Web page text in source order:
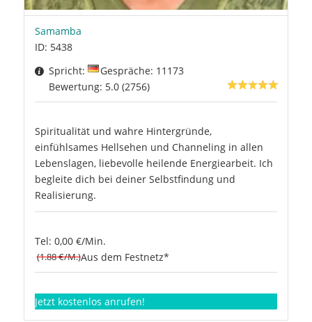
Samamba
ID: 5438
Spricht:
Gespräche: 11173
Bewertung: 5.0 (2756)
Spiritualität und wahre Hintergründe,
einfühlsames Hellsehen und Channeling in allen
Lebenslagen, liebevolle heilende Energiearbeit. Ich
begleite dich bei deiner Selbstfindung und
Realisierung.
Tel: 0,00 €/Min.
(1.88 €/M.)Aus dem Festnetz*
Jetzt kostenlos anrufen!